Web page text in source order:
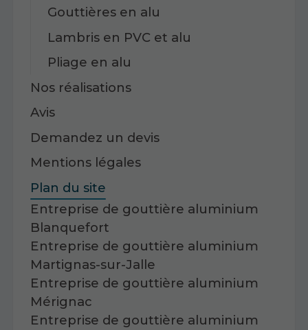
Gouttières en alu
Lambris en PVC et alu
Pliage en alu
Nos réalisations
Avis
Demandez un devis
Mentions légales
Plan du site
Entreprise de gouttière aluminium
Blanquefort
Entreprise de gouttière aluminium
Martignas-sur-Jalle
Entreprise de gouttière aluminium
Mérignac
Entreprise de gouttière aluminium